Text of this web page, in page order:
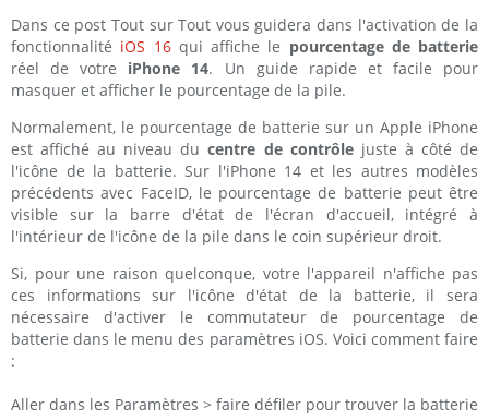
Dans ce post Tout sur Tout vous guidera dans l'activation de la
fonctionnalité iOS 16qui affiche le pourcentage de batterie
réel de votre iPhone 14. Un guide rapide et facile pour
masquer et afficher le pourcentage de la pile.
Normalement, le pourcentage de batterie sur un Apple iPhone
est affiché au niveau ducentre de contrôlejuste à côté de
l'icône de la batterie. Sur l'iPhone 14 et les autres modèles
précédents avec FaceID, le pourcentage de batterie peut être
visible sur la barre d'état de l'écran d'accueil, intégré à
l'intérieur de l'icône de la pile dans le coin supérieur droit.
Si, pour une raison quelconque, votre l'appareil n'affiche pas
ces informations sur l'icône d'état de la batterie, il sera
nécessaire d'activer le commutateur de pourcentage de
batterie dans le menu des paramètres iOS. Voici comment faire
:
Aller dans les Paramètres > faire défiler pour trouver la batterie